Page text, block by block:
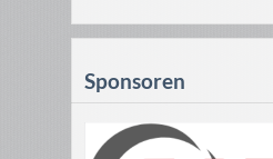
Sponsoren